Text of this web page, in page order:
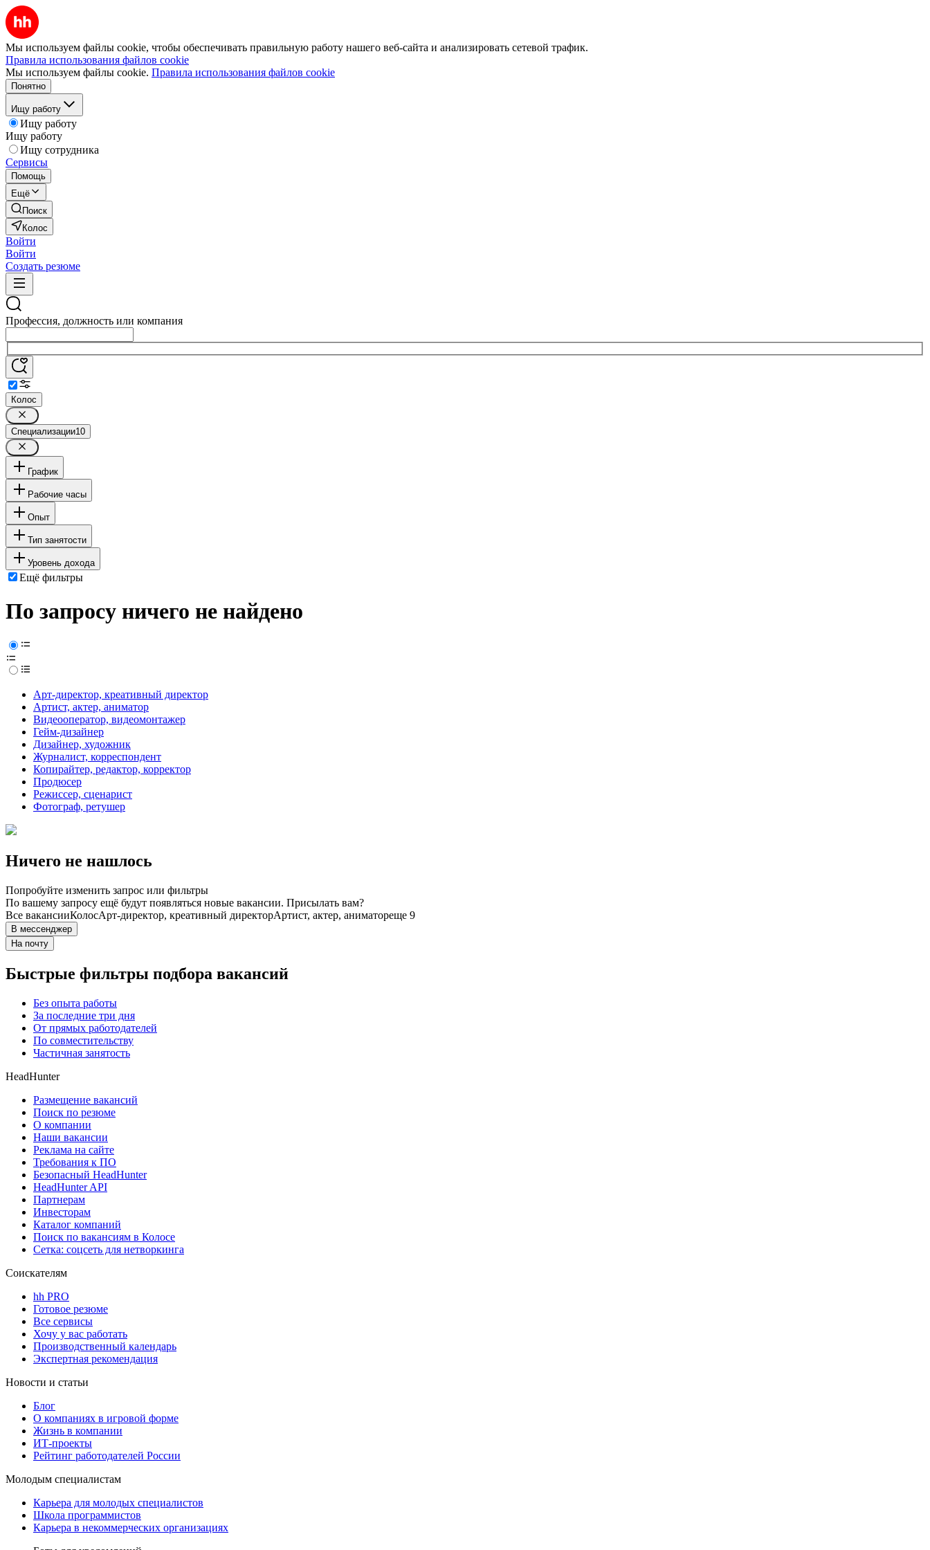
Мы используем файлы cookie, чтобы обеспечивать правильную работу нашего веб-сайта и анализировать сетевой трафик.
Правила использования файлов cookie
Мы используем файлы cookie. Правила использования файлов cookie
Понятно
Ищу работу
Ищу работу
Ищу работу
Ищу сотрудника
Сервисы
Помощь
Ещё
Поиск
Колос
Войти
Войти
Создать резюме
Профессия, должность или компания
Колос
Специализации10
График
Рабочие часы
Опыт
Тип занятости
Уровень дохода
Ещё фильтры
По запросу ничего не найдено
Арт-директор, креативный директор
Артист, актер, аниматор
Видеооператор, видеомонтажер
Гейм-дизайнер
Дизайнер, художник
Журналист, корреспондент
Копирайтер, редактор, корректор
Продюсер
Режиссер, сценарист
Фотограф, ретушер
Ничего не нашлось
Попробуйте изменить запрос или фильтры
По вашему запросу ещё будут появляться новые вакансии. Присылать вам?
Все вакансииКолосАрт-директор, креативный директорАртист, актер, аниматореще 9
В мессенджер
На почту
Быстрые фильтры подбора вакансий
Без опыта работы
За последние три дня
От прямых работодателей
По совместительству
Частичная занятость
HeadHunter
Размещение вакансий
Поиск по резюме
О компании
Наши вакансии
Реклама на сайте
Требования к ПО
Безопасный HeadHunter
HeadHunter API
Партнерам
Инвесторам
Каталог компаний
Поиск по вакансиям в Колосе
Сетка: соцсеть для нетворкинга
Соискателям
hh PRO
Готовое резюме
Все сервисы
Хочу у вас работать
Производственный календарь
Экспертная рекомендация
Новости и статьи
Блог
О компаниях в игровой форме
Жизнь в компании
ИТ-проекты
Рейтинг работодателей России
Молодым специалистам
Карьера для молодых специалистов
Школа программистов
Карьера в некоммерческих организациях